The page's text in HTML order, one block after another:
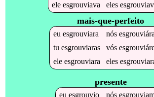
ele esgrouviava eles
mais-que-perfeito
eu esgrouviara nós
tu esgrouviaras vós
ele esgrouviara eles
presente
eu esgrouvio nós